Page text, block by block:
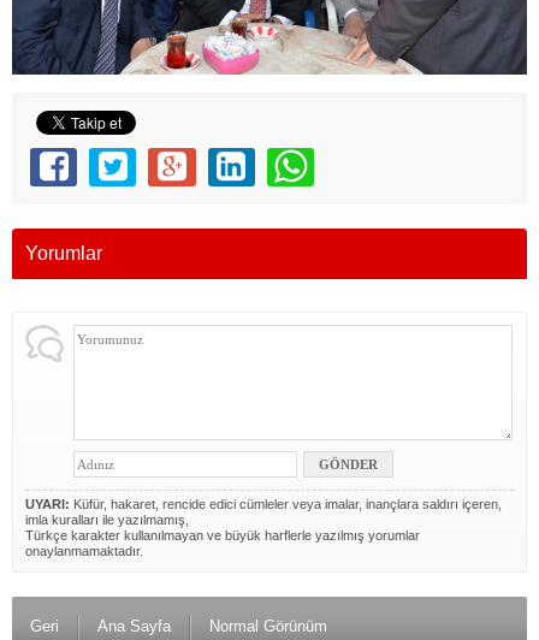
Yorumlar
UYARI: Küfür, hakaret, rencide edici cümleler veya imalar, inançlara saldırı içeren,
imla kuralları ile yazılmamış,
Türkçe karakter kullanılmayan ve büyük harflerle yazılmış yorumlar
onaylanmamaktadır.
Geri Ana Sayfa Normal Görünüm